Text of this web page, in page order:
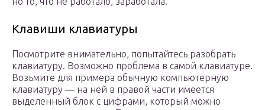
Клавиши клавиатуры
Посмотрите внимательно, попытайтесь разобрать
клавиатуру. Возможно проблема в самой клавиатуре.
Возьмите для примера обычную компьютерную
клавиатуру — на ней в правой части имеется
выделенный блок с цифрами, который можно